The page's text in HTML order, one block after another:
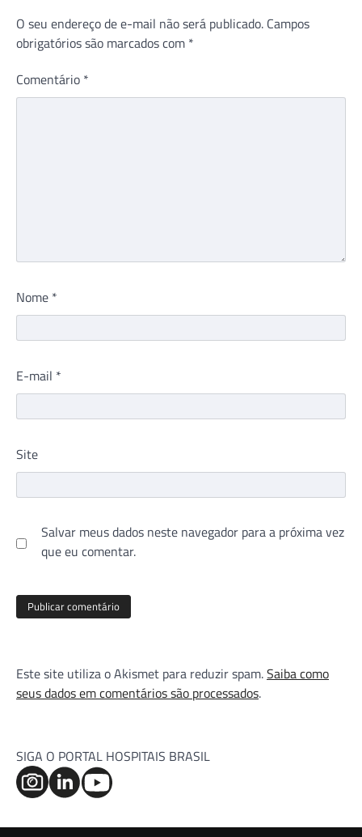
O seu endereço de e-mail não será publicado. Campos
obrigatórios são marcados com *
Comentário *
Nome *
E-mail *
Site
Salvar meus dados neste navegador para a próxima vez
que eu comentar.
Este site utiliza o Akismet para reduzir spam.Saiba como
seus dados em comentários são processados.
SIGA O PORTAL HOSPITAIS BRASIL